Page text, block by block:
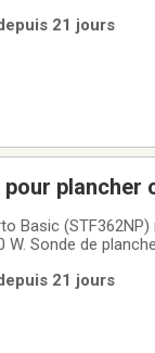
21 jours
plancher
Basic
W. Sonde de
21 jours